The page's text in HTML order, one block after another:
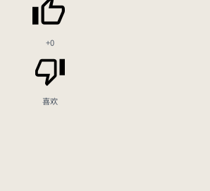
+0
喜欢